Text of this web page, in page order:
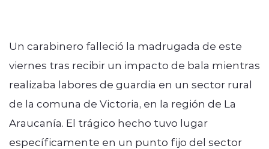
Un carabinero falleció la madrugada de este
viernes tras recibir un impacto de bala mientras
realizaba labores de guardia en un sector rural
de la comuna de Victoria, en la región de La
Araucanía. El trágico hecho tuvo lugar
específicamente en un punto fijo del sector